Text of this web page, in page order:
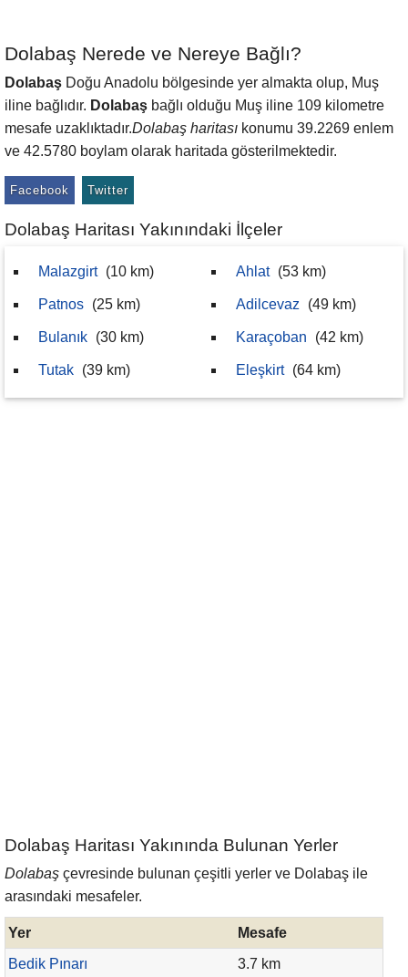
Dolabaş Nerede ve Nereye Bağlı?
Dolabaş Doğu Anadolu bölgesinde yer almakta olup, Muş
iline bağlıdır. Dolabaş bağlı olduğu Muş iline 109 kilometre
mesafe uzaklıktadır.Dolabaş haritası konumu 39.2269 enlem
ve 42.5780 boylam olarak haritada gösterilmektedir.
Facebook Twitter
Dolabaş Haritası Yakınındaki İlçeler
Malazgirt (10 km)
Patnos (25 km)
Bulanık (30 km)
Tutak (39 km)
Ahlat (53 km)
Adilcevaz (49 km)
Karaçoban (42 km)
Eleşkirt (64 km)
Dolabaş Haritası Yakınında Bulunan Yerler
Dolabaş çevresinde bulunan çeşitli yerler ve Dolabaş ile
arasındaki mesafeler.
Yer
Mesafe
Bedik Pınarı
3.7 km